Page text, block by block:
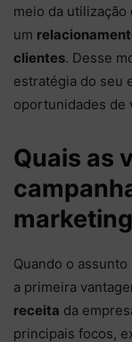
meio da
um
clientes. Desse
estratégia do seu
oportunidades de
Quais as
Quando o
a primeira
receita da
principais focos,